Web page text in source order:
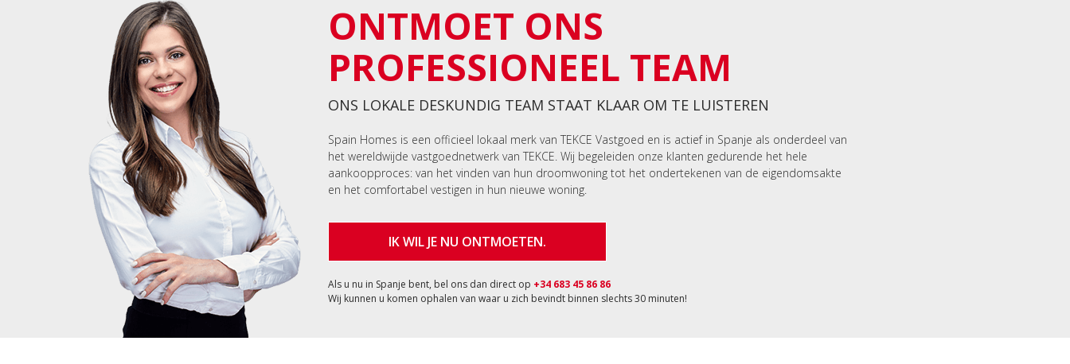
ONTMOET ONS
PROFESSIONEEL TEAM
ONS LOKALE DESKUNDIG TEAM STAAT KLAAR OM TE LUISTEREN
Spain Homes is een officieel lokaal merk van TEKCE Vastgoed en is actief in Spanje als onderdeel van
het wereldwijde vastgoednetwerk van TEKCE. Wij begeleiden onze klanten gedurende het hele
aankoopproces: van het vinden van hun droomwoning tot het ondertekenen van de eigendomsakte
en het comfortabel vestigen in hun nieuwe woning.
IK WIL JE NU ONTMOETEN.
Als u nu in Spanje bent, bel ons dan direct op +34 683 45 86 86
Wij kunnen u komen ophalen van waar u zich bevindt binnen slechts 30 minuten!